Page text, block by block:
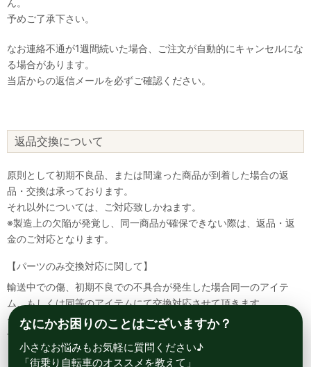
予めご了承下さい。
なお連絡不通が1週間続いた場合、ご注文が自動的にキャンセルにな
る場合があります。
当店からの返信メールを必ずご確認ください。
返品交換について
原則として初期不良品、または間違った商品が到着した場合の返
品・交換は承っております。
それ以外については、ご対応致しかねます。
※製造上の欠陥が発覚し、同一商品が確保できない際は、返品・返
金のご対応となります。
【パーツのみ交換対応に関して】
輸送中での傷、初期不良での不具合が発生した場合同一のアイテ
ム、もしくは同等のアイテムにて交換対応させて頂きます。
その場合該当部品を着払いにて返送して頂く必要が御座いますので
予めご了承ください。
なにかお困りのことはございますか？
小さなお悩みもお気軽に質問ください♪
「街乗り自転車のオススメを教えて」